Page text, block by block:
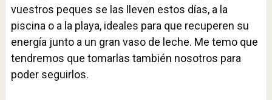
vuestros peques se las lleven estos días, a la
piscina o a la playa, ideales para que recuperen su
energía junto a un gran vaso de leche. Me temo que
tendremos que tomarlas también nosotros para
poder seguirlos.